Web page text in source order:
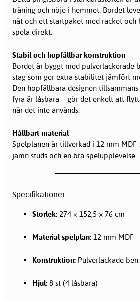
träning och nöje i hemmet. Bordet
nät och ett startpaket med racket och
spela direkt.
Stabil och hopfällbar konstruktion
Bordet är byggt med pulverlackerade
stag som ger extra stabilitet jämfört
Den hopfällbara designen
fyra är låsbara – gör det enkelt att
när det inte används.
Hållbart material
Spelplanen är tillverkad i 12 mm
jämn studs och en bra spelupplevelse.
Specifikationer
Storlek: 274 × 152,5 × 76 cm
Material spelplan: 12 mm MDF
Konstruktion: Pulverlackade
Hjul: 8 st (4 låsbara)